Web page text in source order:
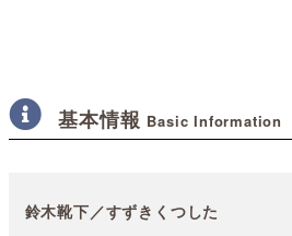
基本情報 Basic Information
鈴木靴下／すずきくつした